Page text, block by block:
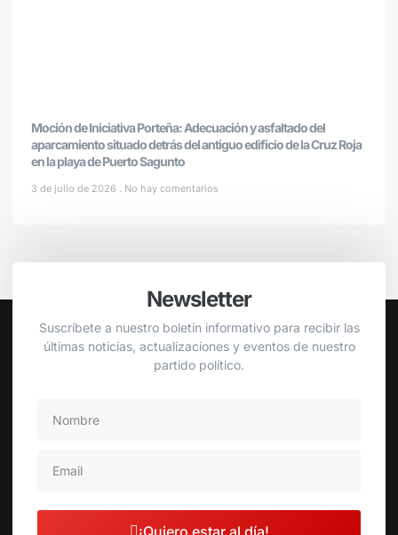
Moción de Iniciativa Porteña: Adecuación y asfaltado del
aparcamiento situado detrás del antiguo edificio de la Cruz Roja
en la playa de Puerto Sagunto
3 de julio de 2026 No hay comentarios
Newsletter
Suscríbete a nuestro boletín informativo para recibir las
últimas noticias, actualizaciones y eventos de nuestro
partido político.
¡Quiero estar al día!